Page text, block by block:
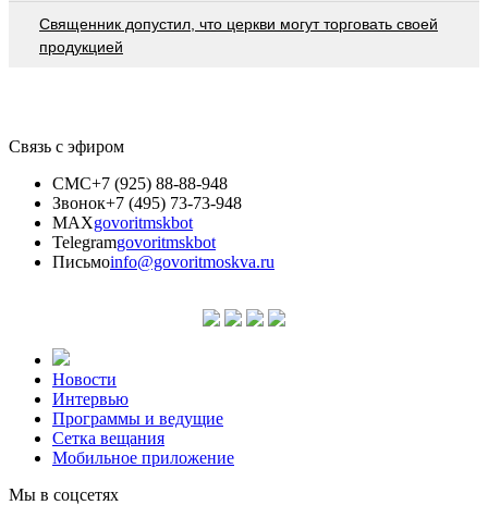
Священник допустил, что церкви могут торговать своей
продукцией
Связь с эфиром
СМС+7 (925) 88-88-948
Звонок+7 (495) 73-73-948
MAXgovoritmskbot
Telegramgovoritmskbot
Письмоinfo@govoritmoskva.ru
Новости
Интервью
Программы и ведущие
Сетка вещания
Мобильное приложение
Мы в соцсетях